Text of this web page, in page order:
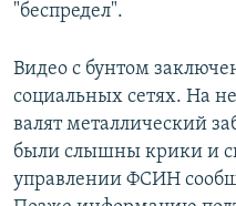
"беспредел".
Видео с бунтом
социальных сетях. На
валят металлический
были слышны крики и
управлении ФСИН